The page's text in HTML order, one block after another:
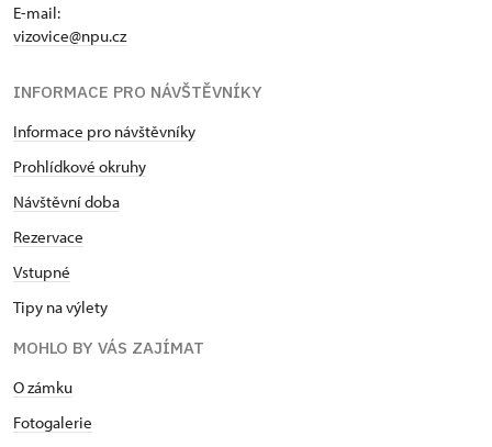
E-mail:
vizovice@npu.cz
INFORMACE PRO NÁVŠTĚVNÍKY
Informace pro návštěvníky
Prohlídkové okruhy
Návštěvní doba
Rezervace
Vstupné
Tipy na výlety
MOHLO BY VÁS ZAJÍMAT
O zámku
Fotogalerie